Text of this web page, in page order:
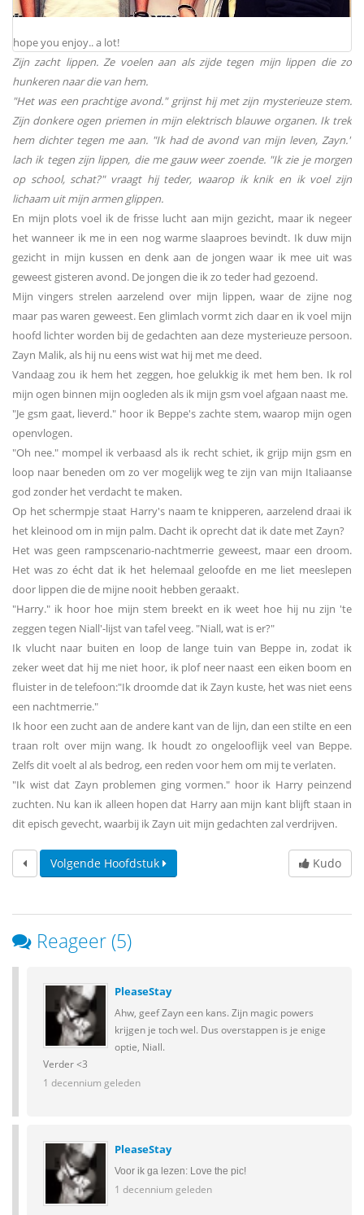
hope you enjoy.. a lot!
Zijn zacht lippen. Ze voelen aan als zijde tegen mijn lippen die zo
hunkeren naar die van hem.
"Het was een prachtige avond." grijnst hij met zijn mysterieuze stem.
Zijn donkere ogen priemen in mijn elektrisch blauwe organen. Ik trek
hem dichter tegen me aan. "Ik had de avond van mijn leven, Zayn."
lach ik tegen zijn lippen, die me gauw weer zoende. "Ik zie je morgen
op school, schat?" vraagt hij teder, waarop ik knik en ik voel zijn
lichaam uit mijn armen glippen.
En mijn plots voel ik de frisse lucht aan mijn gezicht, maar ik negeer
het wanneer ik me in een nog warme slaaproes bevindt. Ik duw mijn
gezicht in mijn kussen en denk aan de jongen waar ik mee uit was
geweest gisteren avond. De jongen die ik zo teder had gezoend.
Mijn vingers strelen aarzelend over mijn lippen, waar de zijne nog
maar pas waren geweest. Een glimlach vormt zich daar en ik voel mijn
hoofd lichter worden bij de gedachten aan deze mysterieuze persoon.
Zayn Malik, als hij nu eens wist wat hij met me deed.
Vandaag zou ik hem het zeggen, hoe gelukkig ik met hem ben. Ik rol
mijn ogen binnen mijn oogleden als ik mijn gsm voel afgaan naast me.
"Je gsm gaat, lieverd." hoor ik Beppe's zachte stem, waarop mijn ogen
openvlogen.
"Oh nee." mompel ik verbaasd als ik recht schiet, ik grijp mijn gsm en
loop naar beneden om zo ver mogelijk weg te zijn van mijn Italiaanse
god zonder het verdacht te maken.
Op het schermpje staat Harry's naam te knipperen, aarzelend draai ik
het kleinood om in mijn palm. Dacht ik oprecht dat ik date met Zayn?
Het was geen rampscenario-nachtmerrie geweest, maar een droom.
Het was zo écht dat ik het helemaal geloofde en me liet meeslepen
door lippen die de mijne nooit hebben geraakt.
"Harry." ik hoor hoe mijn stem breekt en ik weet hoe hij nu zijn 'te
zeggen tegen Niall'-lijst van tafel veeg. "Niall, wat is er?"
Ik vlucht naar buiten en loop de lange tuin van Beppe in, zodat ik
zeker weet dat hij me niet hoor, ik plof neer naast een eiken boom en
fluister in de telefoon:"Ik droomde dat ik Zayn kuste, het was niet eens
een nachtmerrie."
Ik hoor een zucht aan de andere kant van de lijn, dan een stilte en een
traan rolt over mijn wang. Ik houdt zo ongelooflijk veel van Beppe.
Zelfs dit voelt al als bedrog, een reden voor hem om mij te verlaten.
"Ik wist dat Zayn problemen ging vormen." hoor ik Harry peinzend
zuchten. Nu kan ik alleen hopen dat Harry aan mijn kant blijft staan in
dit episch gevecht, waarbij ik Zayn uit mijn gedachten zal verdrijven.
Kudo
Volgende Hoofdstuk
Reageer (5)
PleaseStay
Ahw, geef Zayn een kans. Zijn magic powers
krijgen je toch wel. Dus overstappen is je enige
optie, Niall.
Verder <3
1 decennium geleden
PleaseStay
Voor ik ga lezen: Love the pic!
1 decennium geleden